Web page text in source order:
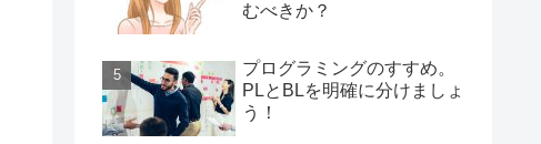
むべきか？
プログラミングのすすめ。
PLとBLを明確に分けましょ
う！